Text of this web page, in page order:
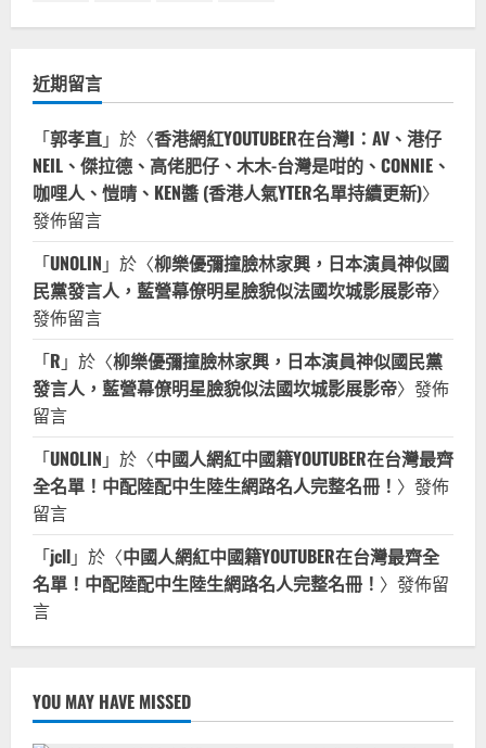
近期留言
「郭孝直」於〈香港網紅YOUTUBER在台灣I：AV、港仔
NEIL、傑拉德、高佬肥仔、木木-台灣是咁的、CONNIE、
咖哩人、愷晴、KEN醬 (香港人氣YTER名單持續更新)〉
發佈留言
「UNOLIN 」於〈柳樂優彌撞臉林家興，日本演員神似國
民黨發言人，藍營幕僚明星臉貌似法國坎城影展影帝〉
發佈留言
「R 」於〈柳樂優彌撞臉林家興，日本演員神似國民黨
發言人，藍營幕僚明星臉貌似法國坎城影展影帝〉發佈
留言
「UNOLIN 」於〈中國人網紅中國籍YOUTUBER在台灣最齊
全名單！中配陸配中生陸生網路名人完整名冊！ 〉發佈
留言
「jcll」於〈中國人網紅中國籍YOUTUBER在台灣最齊全
名單！中配陸配中生陸生網路名人完整名冊！ 〉發佈留
言
YOU MAY HAVE MISSED